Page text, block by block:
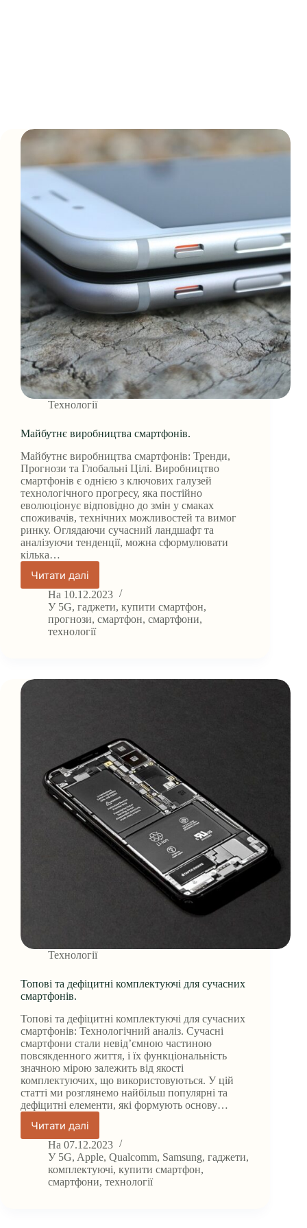
Технології
Майбутнє виробництва смартфонів.
Майбутнє виробництва смартфонів: Тренди,
Прогнози та Глобальні Цілі. Виробництво
смартфонів є однією з ключових галузей
технологічного прогресу, яка постійно
еволюціонує відповідно до змін у смаках
споживачів, технічних можливостей та вимог
ринку. Оглядаючи сучасний ландшафт та
аналізуючи тенденції, можна сформулювати
кілька…
Читати далі
Майбутнє
виробництва
смартфонів.
На 10.12.2023
У 5G,гаджети,купити смартфон,
прогнози, смартфон, смартфони,
технології
Технології
Топові та дефіцитні комплектуючі для сучасних
смартфонів.
Топові та дефіцитні комплектуючі для сучасних
смартфонів: Технологічний аналіз. Сучасні
смартфони стали невід’ємною частиною
повсякденного життя, і їх функціональність
значною мірою залежить від якості
комплектуючих, що використовуються. У цій
статті ми розглянемо найбільш популярні та
дефіцитні елементи, які формують основу…
Читати далі
Топові
та
дефіцитні
комплектуючі
для
На 07.12.2023
У 5G, Apple,Qualcomm, Samsung,гаджети,
комплектуючі, купити смартфон,
смартфони, технології